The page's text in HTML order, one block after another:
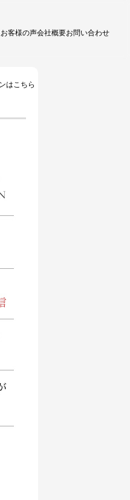
お客様の声会社概要お問い合わせ
はこちら